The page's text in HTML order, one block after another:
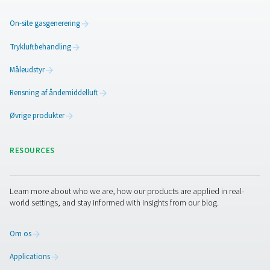
stoffer kan reducere luftstrømseffektiviteten. De fleste
dem. Afhængigt af brug og luftkvalitet skal
udskiftes hver 3. til 12. måned for at opretholde